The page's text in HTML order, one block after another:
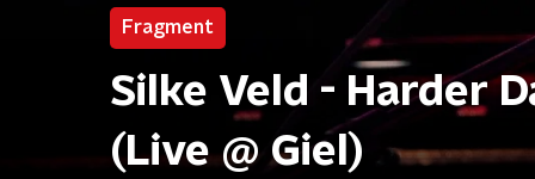
Fragment
Silke Veld - Harder
(Live @ Giel)